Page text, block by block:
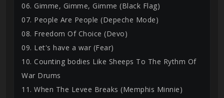
06. Gimme, Gimme, Gimme (Black Flag)
07. People Are People (Depeche Mode)
08. Freedom Of Choice (Devo)
09. Let's have a war (Fear)
10. Counting bodies Like Sheeps To The Rythm Of
War Drums
11. When The Levee Breaks (Memphis Minnie)